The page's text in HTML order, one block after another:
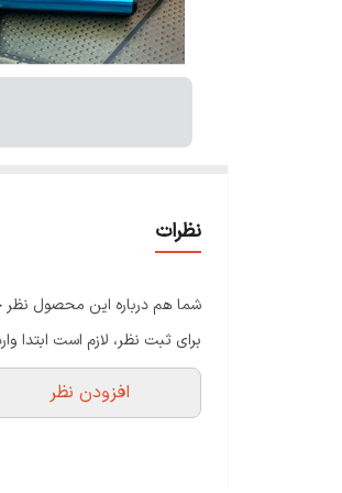
نظرات
شما هم درباره این محصول نظر
برای ثبت نظر، لازم است ابتدا
افزودن نظر